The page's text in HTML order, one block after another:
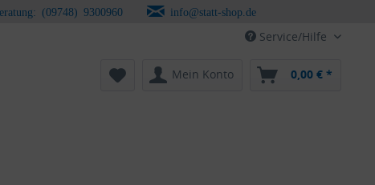
(09748) 9300960 info@statt-shop.de
Service/Hilfe
Mein Konto 0,00 € *